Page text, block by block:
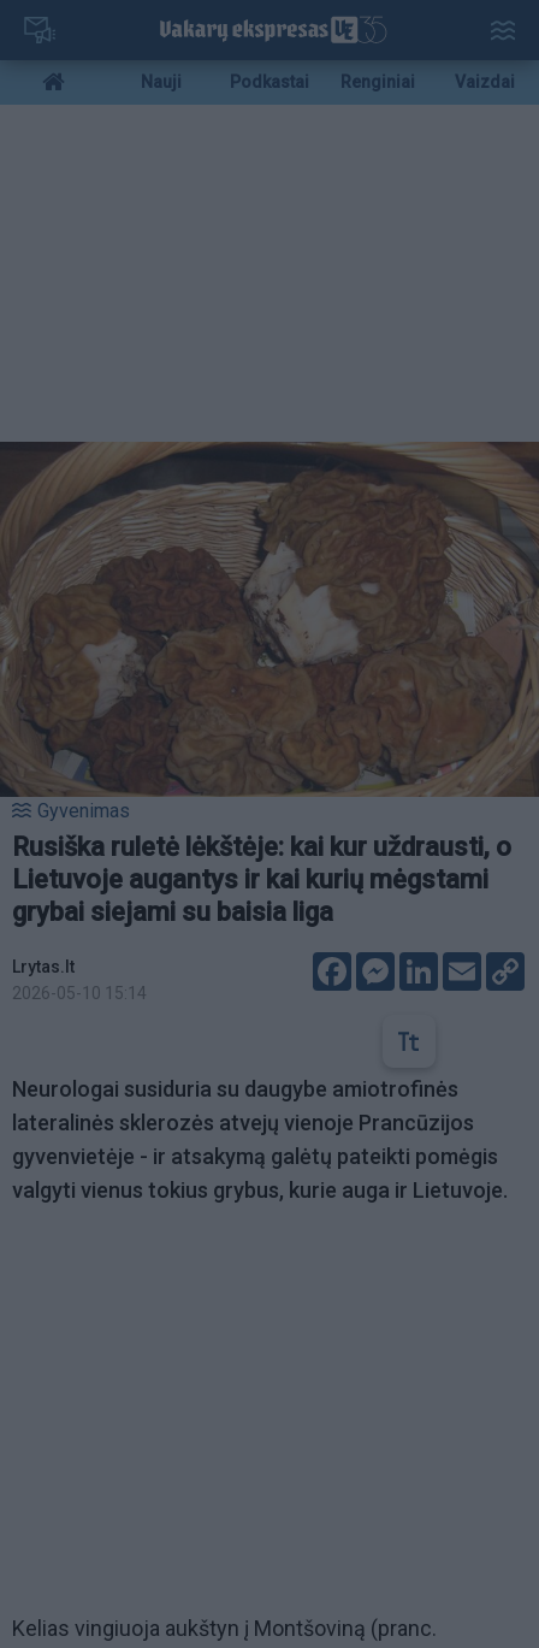
Pereiti
pagrindinį
turinį
Mobile
menu
Nauji Podkastai Renginiai Vaizdai
Gyvenimas
Rusiška ruletė lėkštėje: kai kur uždrausti, o
Lietuvoje augantys ir kai kurių mėgstami
grybai siejami su baisia liga
Lrytas.lt
2026-05-10 15:14
FacebookMessenger
LinkedIn
Email
Neurologai susiduria su daugybe amiotrofinės
lateralinės sklerozės atvejų vienoje Prancūzijos
gyvenvietėje - ir atsakymą galėtų pateikti pomėgis
valgyti vienus tokius grybus, kurie auga ir Lietuvoje.
Kelias vingiuoja aukštyn į Montšoviną (pranc.